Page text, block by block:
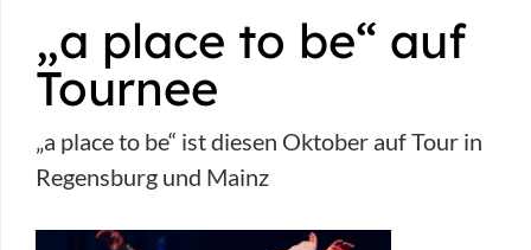
„a place to be“ auf
Tournee
„a place to be“ ist diesen Oktober auf Tour in
Regensburg und Mainz